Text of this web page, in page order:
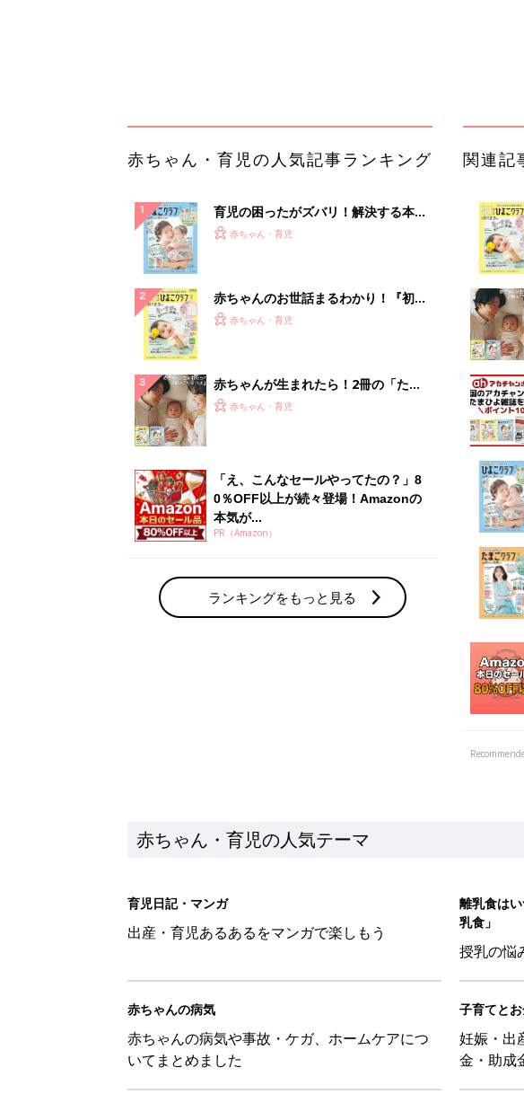
0％OFF以上が続々登場！Amazonの
本気が...
PR（Amazon）
ランキングをもっと見る
赤ちゃん・育児の人気テーマ
育児日記・マンガ
離乳食は
授乳の
子育てと
妊娠・
金・助成
ユニクロベビー「絵本コラボが激かわ！」「肌着・パ
5選赤ちゃん・育児
8月3日生まれはこんな人 365日のお誕生日占い【鏡リ
赤ちゃん・育児
しまむら・GU…「一目ぼれした」「体形カバーがで